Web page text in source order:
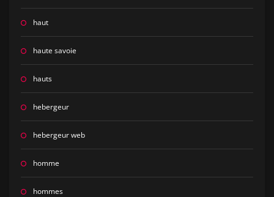
haut
haute savoie
hauts
hebergeur
hebergeur web
homme
hommes